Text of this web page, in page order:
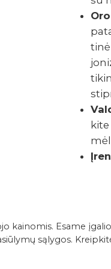
Esame
sąlygos.